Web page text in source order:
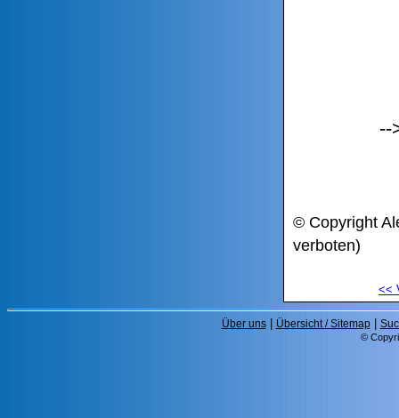
--
© Copyright
verboten)
<<
Über uns| Übersicht / Sitemap|
©